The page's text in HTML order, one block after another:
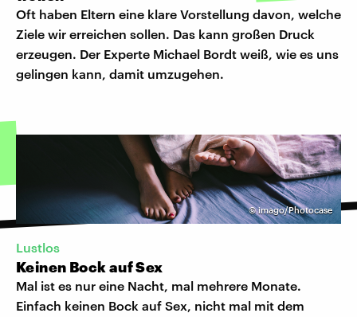
Oft haben Eltern eine klare Vorstellung davon, welche
Ziele wir erreichen sollen. Das kann großen Druck
erzeugen. Der Experte Michael Bordt weiß, wie es uns
gelingen kann, damit umzugehen.
©imago/Photocase
Lustlos
Keinen Bock auf Sex
Mal ist es nur eine Nacht, mal mehrere Monate.
Einfach keinen Bock auf Sex, nicht mal mit dem